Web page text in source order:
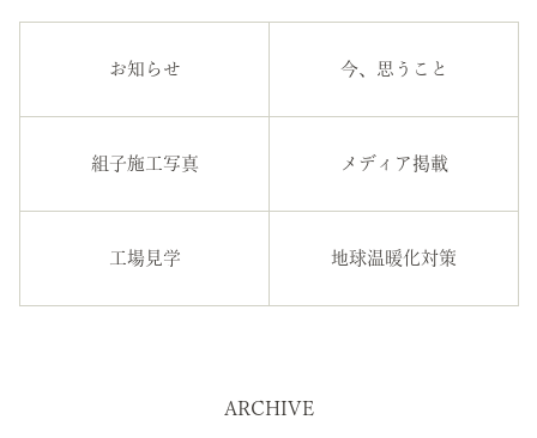
お知らせ 今、思うこと
組子施工写真 メディア掲載
工場見学 地球温暖化対策
ARCHIVE